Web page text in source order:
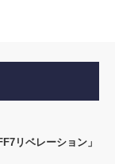
リベレーション」